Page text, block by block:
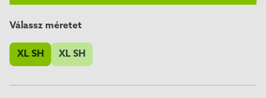
Válassz méretet
XL SH XL SH